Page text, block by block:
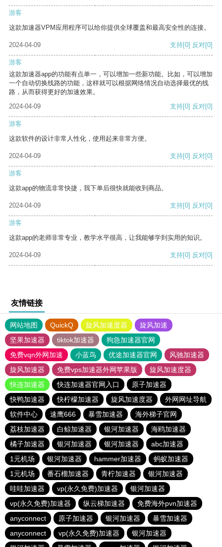
游客
这款加速器VPM应用程序可以给你提供全球覆盖和最高安全性的连接。
2024-04-09 支持[0] 反对[0]
游客
这款加速器app的功能有点单一，可以增加一些新功能。比如，可以增加
一个自动切换线路的功能，这样就可以根据网络情况自动选择最优的线
路，从而获得更好的加速效果。
2024-04-09
支持[0] 反对[0]
游客
这款软件的设计非常人性化，使用起来非常方便。
2024-04-09 支持[0] 反对[0]
游客
这款app的物流非常快捷，我下单后很快就能收到商品。
2024-04-09 支持[0] 反对[0]
游客
这款app的老师非常专业，教学水平很高，让我能够学到实用的知识。
2024-04-09 支持[0] 反对[0]
友情链接
网站地图 QuickQ 旋风加速度器
旋风加速
坚果加速器
tiktok加速器
狗急加速器官网
免费vqn外网加速
小蓝鸟 优途加速器官网
风驰加速器
旋风加速器
免费vps加速器外网苹果版
旋风加速度器
快连加速器
快连加速器官网入口
原子加速器
快鸭加速器
快柠檬加速器 旋风加速度器
外网网址导航
软件中心
速鹰666 暴雪加速器
海外梯子官网
荔枝加速器
白鲸加速器 银河加速器
海鸥加速器
橘子加速器
银河加速器 银河加速器
abc加速器
1元机场
银河加速器 hammer加速器
蚂蚁加速器
1元机场
番石榴加速器 青柠加速器
银河加速器
哇哇加速器
vp(永久免费)加速器
银河加速器
vp(永久免费)加速器
纵云梯加速器
免费海外pvn加速器
anyconnect
原子加速器 银河加速器
暴雪加速器
anyconnect
vp(永久免费)加速器
银河加速器